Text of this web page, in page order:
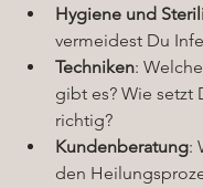
Hygiene und
vermeidest Du
Techniken:
gibt es? Wie setzt
richtig?
Kundenberatung:
den